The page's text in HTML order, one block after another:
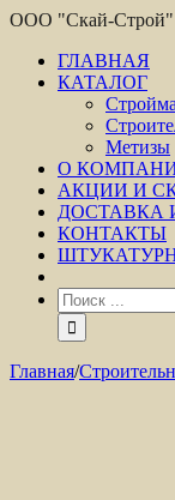
ООО "Скай-Строй" -
ГЛАВНАЯ
КАТАЛОГ
Метизы
О
АКЦИИ И
ДОСТАВКА
КОНТАКТЫ
Главная/